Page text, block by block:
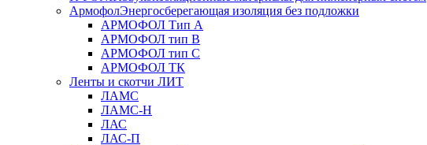
АрмофолЭнергосберегающая изоляция без подложки
АРМОФОЛ Тип А
АРМОФОЛ тип В
АРМОФОЛ тип C
АРМОФОЛ ТК
Ленты и скотчи ЛИТ
ЛАМС
ЛАМС-Н
ЛАС
ЛАС-П